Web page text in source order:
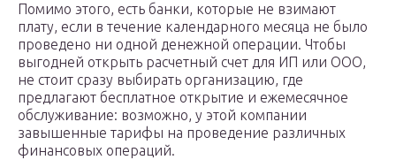
Помимо этого, есть банки, которые не взимают
плату, если в течение календарного месяца не было
проведено ни одной денежной операции. Чтобы
выгодней открыть расчетный счет для ИП или ООО,
не стоит сразу выбирать организацию, где
предлагают бесплатное открытие и ежемесячное
обслуживание: возможно, у этой компании
завышенные тарифы на проведение различных
финансовых операций.